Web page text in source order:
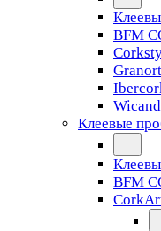
BFM
Клеевые
BFM